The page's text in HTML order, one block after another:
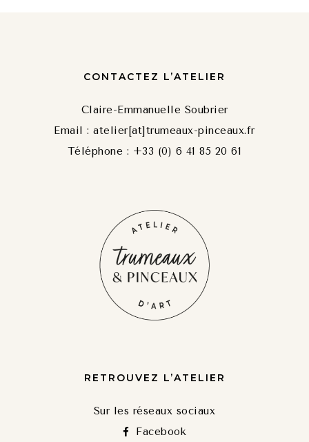
CONTACTEZ L’ATELIER
Claire-Emmanuelle Soubrier
Email : atelier[at]trumeaux-pinceaux.fr
Téléphone : +33 (0) 6 41 85 20 61
RETROUVEZ L’ATELIER
Sur les réseaux sociaux
Facebook